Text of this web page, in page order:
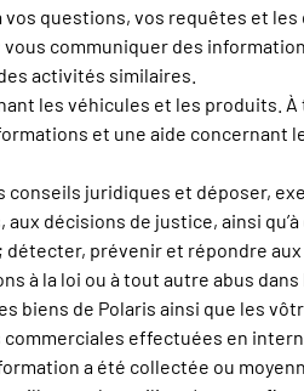
questions, vos requêtes et
communiquer des
activités similaires.
les véhicules et les produits.
et une aide concernant
juridiques et déposer,
décisions de justice, ainsi
prévenir et répondre
la loi ou à tout autre abus
biens de Polaris ainsi que les
effectuées en
a été collectée ou